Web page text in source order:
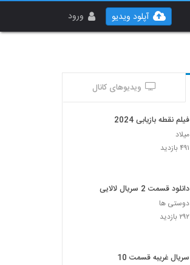
ورود آپلود ویدیو
ویدیوهای کانال
فیلم نقطه بازیابی 2024
میلاد
۴۹۱ بازدید
دانلود قسمت 2 سریال لالایی
دوستی ها
۲۹۲ بازدید
سریال غریبه قسمت 10